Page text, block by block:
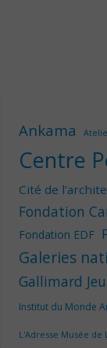
Ankama
Centre
Cité de
Fondation
Fondation EDF
Galeries
Gallimard
Institut du Monde
L'Adresse Musée de